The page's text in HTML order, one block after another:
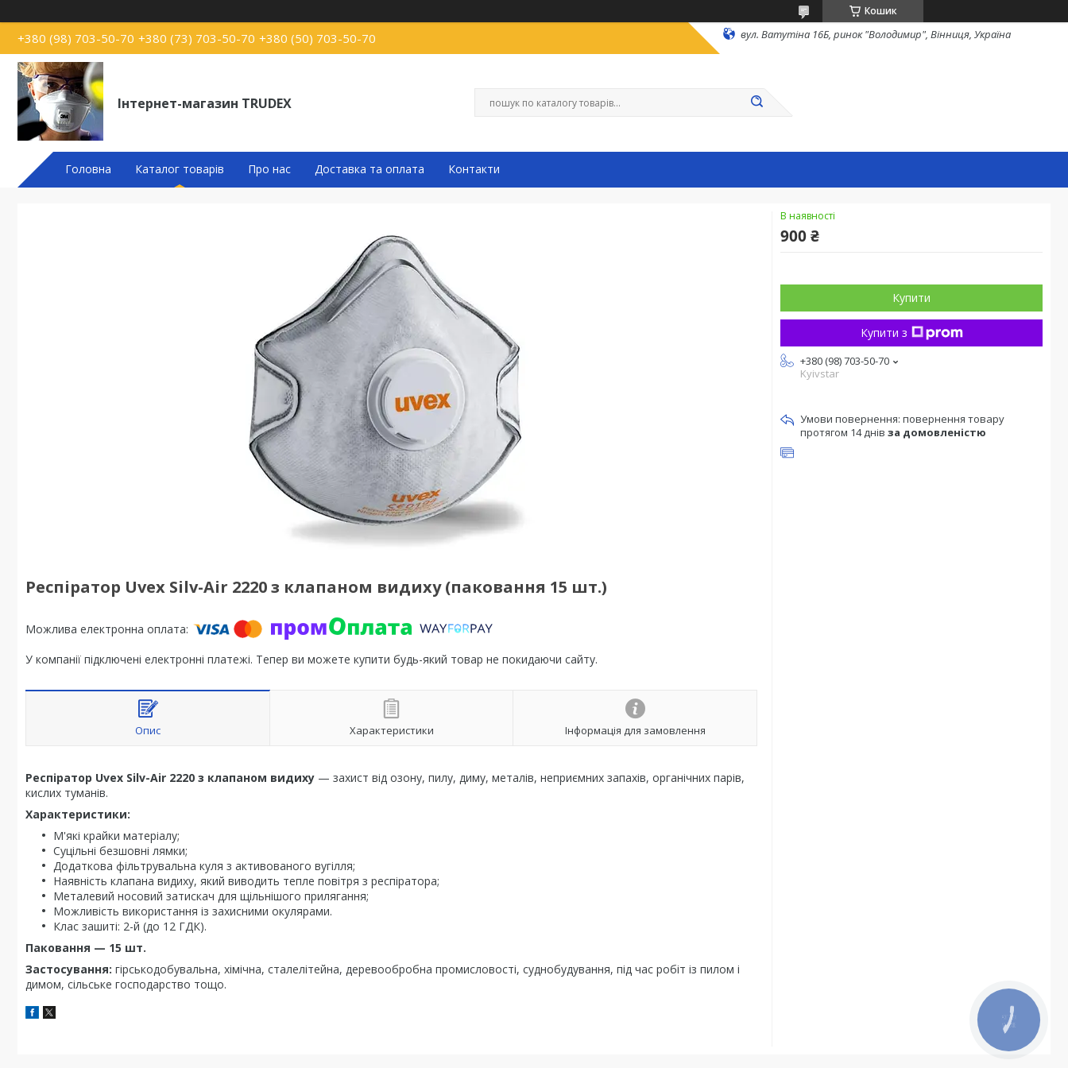
Кошик
+380 (98) 703-50-70 +380 (73) 703-50-70 +380 (50) 703-50-70 вул. Ватутіна 16Б, ринок "Володимир", Вінниця, Україна
Інтернет-магазин TRUDEX
Головна Каталог товарів Про нас Доставка та оплата Контакти
Респіратор Uvex Silv-Air 2220 з клапаном видиху (паковання 15 шт.)
У компанії підключені електронні платежі. Тепер ви можете купити будь-який товар не покидаючи сайту.
Опис Характеристики Інформація для замовлення
Респіратор Uvex Silv-Air 2220 з клапаном видиху — захист від озону, пилу, диму, металів, неприємних запахів, органічних парів,
кислих туманів.
Характеристики:
М'які крайки матеріалу;
Суцільні безшовні лямки;
Додаткова фільтрувальна куля з активованого вугілля;
Наявність клапана видиху, який виводить тепле повітря з респіратора;
Металевий носовий затискач для щільнішого прилягання;
Можливість використання із захисними окулярами.
Клас зашиті: 2-й (до 12 ГДК).
Паковання — 15 шт.
Застосування: гірськодобувальна, хімічна, сталелітейна, деревообробна промисловості, суднобудування, під час робіт із пилом і
димом, сільське господарство тощо.
В наявності
900 ₴
Купити
Купити з
+380 (98) 703-50-70
Kyivstar
повернення товару
протягом 14 днів за домовленістю
КНОПКА
ЗВ'ЯЗКУ